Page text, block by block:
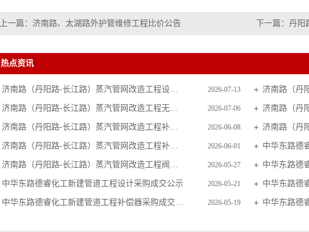
上一篇： 济南路、太湖路外护管维修工程比价公告 下一篇： 丹阳
热点资讯
2026-07-13
济南路（丹阳路-长江路）蒸汽管网改造工程设计采购成交公示
2026-07-06
济南路（丹阳路-长江路）蒸汽管网改造工程无损探伤及超声波检测采购比价公告
2026-06-08
济南路（丹阳路-长江路）蒸汽管网改造工程补偿器采购成交公示
2026-06-01
济南路（丹阳路-长江路）蒸汽管网改造工程补偿器采购比价公告 中华东路德
2026-05-27
济南路（丹阳路-长江路）蒸汽管网改造工程阀门采购比价公告
2026-05-21
中华东路德睿化工新建管道工程设计采购成交公示 中华东路德
2026-05-19
中华东路德睿化工新建管道工程补偿器采购成交公示